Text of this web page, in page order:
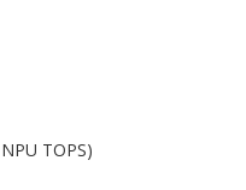
TOPS)